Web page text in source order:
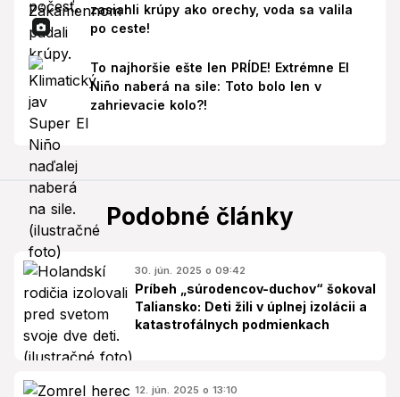
zasiahli krúpy ako orechy, voda sa valila
po ceste!
To najhoršie ešte len PRÍDE! Extrémne El
Niño naberá na sile: Toto bolo len v
zahrievacie kolo?!
Podobné články
30. jún. 2025 o 09:42
Príbeh „súrodencov-duchov“ šokoval
Taliansko: Deti žili v úplnej izolácii a
katastrofálnych podmienkach
12. jún. 2025 o 13:10